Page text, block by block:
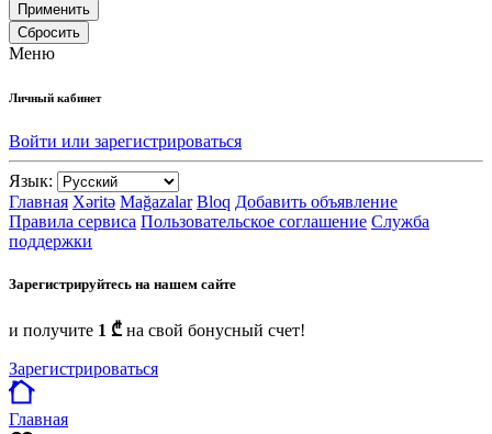
Применить
Сбросить
Меню
Личный кабинет
Войти или зарегистрироваться
Язык:
Главная Xəritə Mağazalar Bloq Добавить объявление
Правила сервиса Пользовательское соглашение Служба
поддержки
Зарегистрируйтесь на нашем сайте
и получите 1 ₾ на свой бонусный счет!
Зарегистрироваться
Главная